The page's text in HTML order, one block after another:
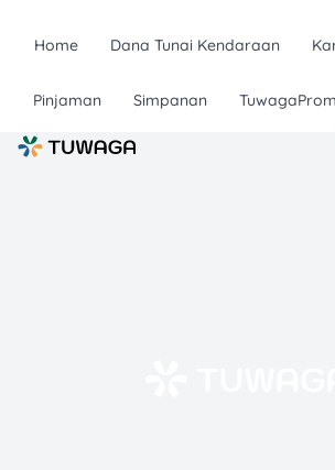
Home Dana Tunai Kendaraan
Pinjaman Simpanan